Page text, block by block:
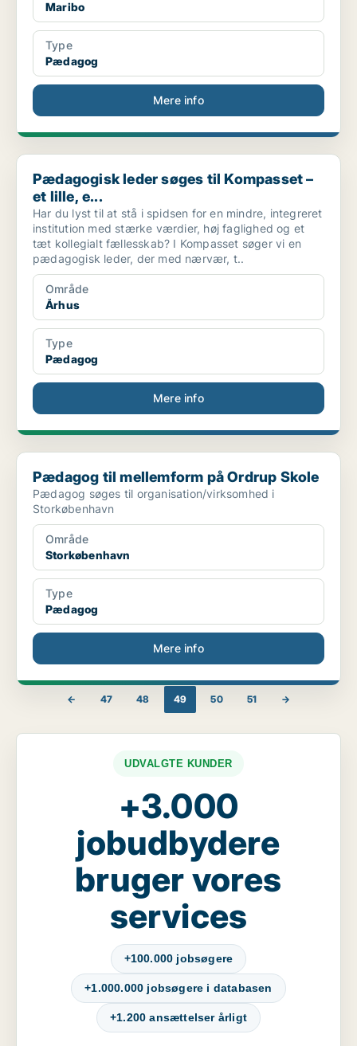
Maribo
Type
Pædagog
Mere info
Pædagogisk leder søges til Kompasset – et lille, e...
Pædagogisk leder søges til Kompasset –
et lille, e...
Har du lyst til at stå i spidsen for en mindre, integreret
institution med stærke værdier, høj faglighed og et
tæt kollegialt fællesskab? I Kompasset søger vi en
pædagogisk leder, der med nærvær, t..
Område
Århus
Type
Pædagog
Mere info
Pædagog til mellemform på Ordrup Skole
Pædagog til mellemform på Ordrup Skole
Pædagog søges til organisation/virksomhed i
Storkøbenhavn
Område
Storkøbenhavn
Type
Pædagog
Mere info
← 47 48 49 50 51 →
UDVALGTE KUNDER
+3.000
jobudbydere
bruger vores
services
+100.000 jobsøgere
+1.000.000 jobsøgere i databasen
+1.200 ansættelser årligt